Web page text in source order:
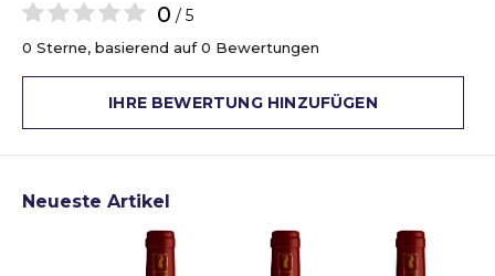
0 / 5
0 Sterne, basierend auf 0 Bewertungen
IHRE BEWERTUNG HINZUFÜGEN
Neueste Artikel